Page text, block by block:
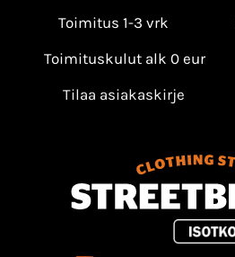
Toimitus 1-3 vrk
Toimituskulut alk 0 eur
Tilaa asiakaskirje